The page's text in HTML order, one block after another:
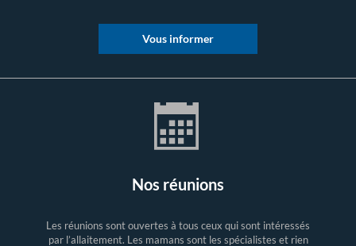
Vous informer
Nos réunions
Les réunions sont ouvertes à tous ceux qui sont intéressés
par l’allaitement. Les mamans sont les spécialistes et rien